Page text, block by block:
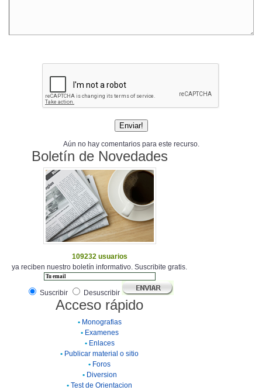
Aún no hay comentarios para este recurso.
Boletín de Novedades
109232 usuarios
ya reciben nuestro boletín informativo. Suscribite gratis.
Suscribir Desuscribir
Acceso rápido
• Monografias
• Examenes
• Enlaces
• Publicar material o sitio
• Foros
• Diversion
• Test de Orientacion